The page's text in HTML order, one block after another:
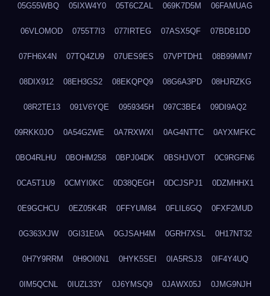
05G55WBQ 05IXW4Y0 05T6CZAL 069K7D5M 06FAMUAG
06VLOMOD 0755T7I3 077IRTEG 07ASX5QF 07BDB1DD
07FH6X4N 07TQ4ZU9 07UES9ES 07VPTDH1 08B99MM7
08DIX912 08EH3GS2 08EKQPQ9 08G6A3PD 08HJRZKG
08R2TE13 091V6YQE 0959345H 097C3BE4 09DI9AQ2
09RKK0JO 0A54G2WE 0A7RXWXI 0AG4NTTC 0AYXMFKC
0BO4RLHU 0BOHM258 0BPJ04DK 0BSHJVOT 0C9RGFN6
0CA5T1U9 0CMYI0KC 0D38QEGH 0DCJSPJ1 0DZMHHX1
0E9GCHCU 0EZ05K4R 0FFYUM84 0FLIL6GQ 0FXF2MUD
0G363XJW 0GI31E0A 0GJSAH4M 0GRH7XSL 0H17NT32
0H7Y9RRM 0H9OI0N1 0HYK5SEI 0IA5RSJ3 0IF4Y4UQ
0IM5QCNL 0IUZL33Y 0J6YMSQ9 0JAWX05J 0JMG9NJH